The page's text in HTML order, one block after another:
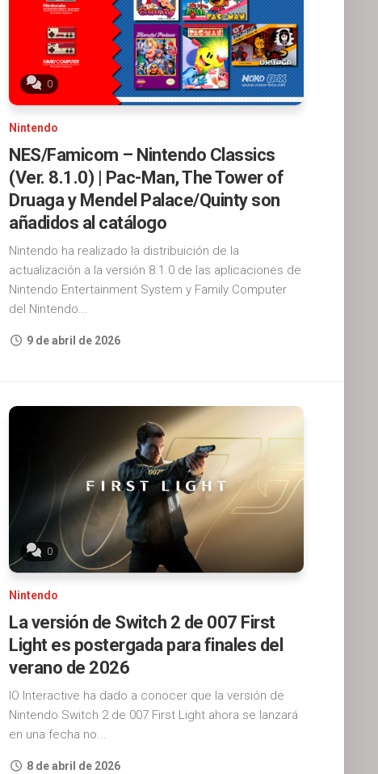
0
Nintendo
NES/Famicom – Nintendo Classics
(Ver. 8.1.0) | Pac-Man, The Tower of
Druaga y Mendel Palace/Quinty son
añadidos al catálogo
Nintendo ha realizado la distribuición de la
actualización a la versión 8.1.0 de las aplicaciones de
Nintendo Entertainment System y Family Computer
del Nintendo...
9 de abril de 2026
0
Nintendo
La versión de Switch 2 de 007 First
Light es postergada para finales del
verano de 2026
IO Interactive ha dado a conocer que la versión de
Nintendo Switch 2 de 007 First Light ahora se lanzará
en una fecha no...
8 de abril de 2026